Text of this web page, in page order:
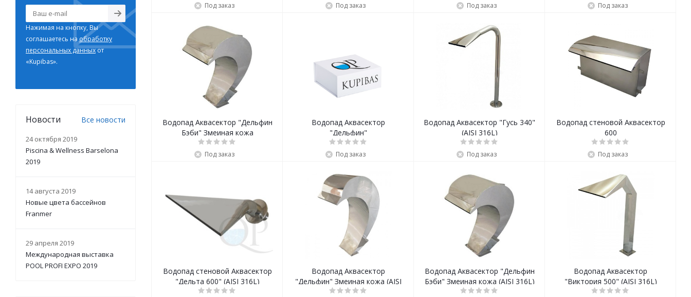
Под заказ Под заказ Под заказ Под заказ
Водопад Аквасектор "Дельфин
Бэби" Змеиная кожа
Под заказ
Водопад Аквасектор
"Дельфин"
Под заказ
Водопад Аквасектор "Гусь 340"
(AISI 316L)
Под заказ
Водопад стеновой Аквасектор
600
Под заказ
Водопад стеновой Аквасектор
"Дельта 600" (AISI 316L)
Водопад Аквасектор
"Дельфин" Змеиная кожа (AISI
316L)
Водопад Аквасектор "Дельфин
Бэби" Змеиная кожа (AISI 316L)
Водопад Аквасектор
"Виктория 500" (AISI 316L)
Нажимая на кнопку, Вы
соглашаетесь наобработку
персональных данныхот
«Kupibas».
Новости Все новости
24 октября 2019
Piscina & Wellness Barselona
2019
14 августа 2019
Новые цвета бассейнов
Franmer
29 апреля 2019
Международная выставка
POOL PROFI EXPO 2019